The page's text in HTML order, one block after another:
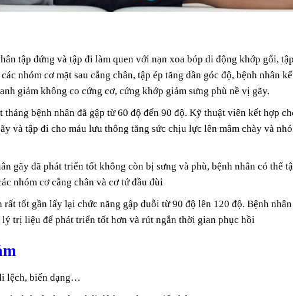
tập đứng và tập đi làm quen với nạn xoa bóp di động khớp gối, tập
nhóm cơ mặt sau cẳng chân, tập ép tăng dần góc độ, bệnh nhân
giảm không co cứng cơ, cứng khớp giảm sưng phù nề vị gãy.
tháng bệnh nhân đã gập từ 60 độ đến 90 độ. Kỹ thuật viên kết hợp
và tập đi cho máu lưu thông tăng sức chịu lực lên mâm chày và
gãy đã phát triển tốt không còn bị sưng và phù, bệnh nhân có thể
nhóm cơ cẳng chân và cơ tứ đầu đùi
rất tốt gần lấy lại chức năng gập duỗi từ 90 độ lên 120 độ. Bệnh nhân
trị liệu để phát triển tốt hơn và rút ngắn thời gian phục hồi
lệch, biến dạng…